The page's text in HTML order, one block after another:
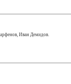
Иван Демидов.